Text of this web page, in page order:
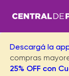
Descargá la
compras
25% OFF con